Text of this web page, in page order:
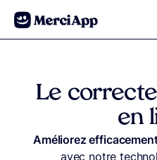
Aller au contenu
Le
en
Améliorez
avec notre